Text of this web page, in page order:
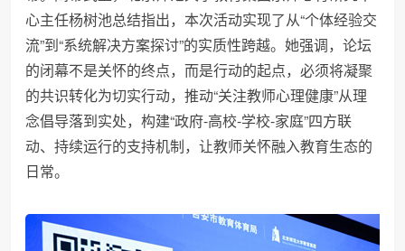
心主任杨树池总结指出，本次活动实现了从“个体经验交
流”到“系统解决方案探讨”的实质性跨越。她强调，论坛
的闭幕不是关怀的终点，而是行动的起点，必须将凝聚
的共识转化为切实行动，推动“关注教师心理健康”从理
念倡导落到实处，构建“政府-高校-学校-家庭”四方联
动、持续运行的支持机制，让教师关怀融入教育生态的
日常。